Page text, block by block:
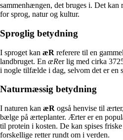
sammenhængen, det bruges i. Det
for sprog, natur og kultur.
Sproglig betydning
I sproget kan æR referere til en
landbruget. En æRer lig med cirka
i nogle tilfælde i dag, selvom det er en
Naturmæssig betydning
I naturen kan æR også henvise til
bælge på ærteplanter. Ærter er en
til protein i kosten. De kan spises
forskellige retter rundt om i verden.